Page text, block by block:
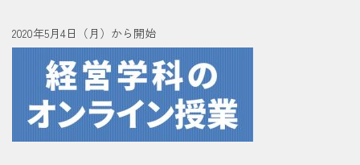
2020年5月4日（月）から開始